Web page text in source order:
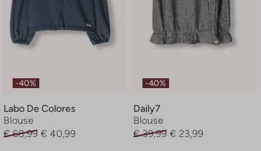
-40%
Labo De Colores
Blouse
€ 68,99 € 40,99
-40%
Daily7
Blouse
€ 39,99 € 23,99